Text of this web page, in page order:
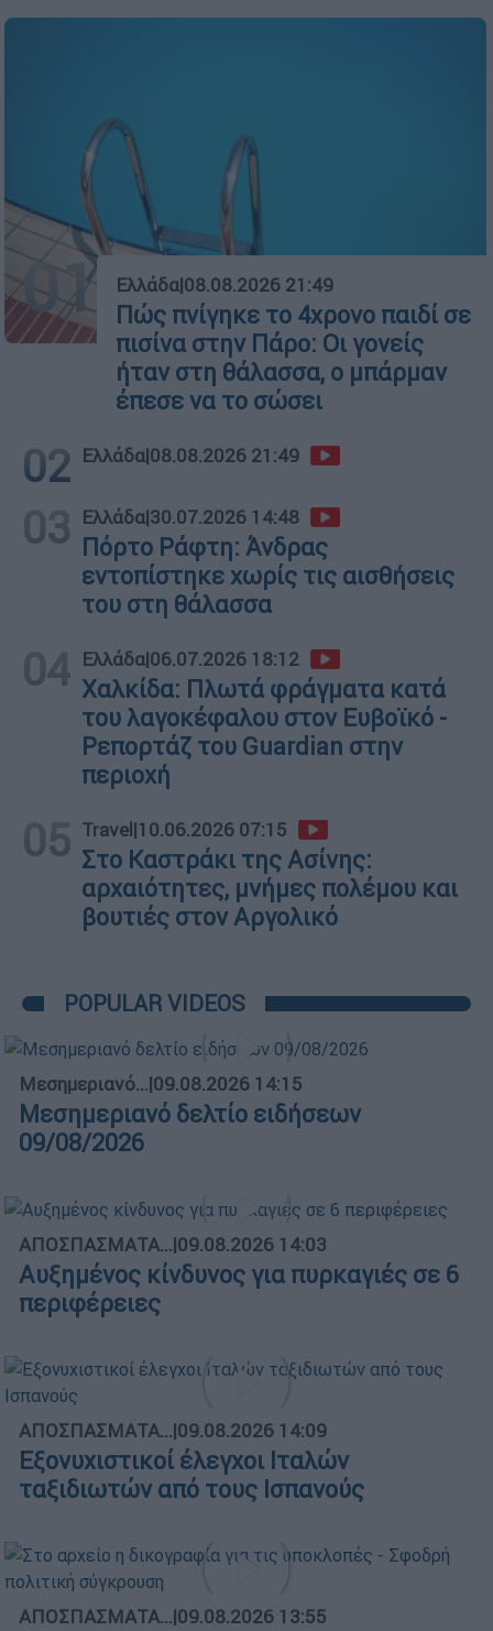
01 Ελλάδα|08.08.2026 21:49
Πώς πνίγηκε το 4χρονο παιδί σε
πισίνα στην Πάρο: Οι γονείς
ήταν στη θάλασσα, ο μπάρμαν
έπεσε να το σώσει
02 Ελλάδα|08.08.2026 21:49
03 Ελλάδα|30.07.2026 14:48
Πόρτο Ράφτη: Άνδρας
εντοπίστηκε χωρίς τις αισθήσεις
του στη θάλασσα
04 Ελλάδα|06.07.2026 18:12
Χαλκίδα: Πλωτά φράγματα κατά
του λαγοκέφαλου στον Ευβοϊκό -
Ρεπορτάζ του Guardian στην
περιοχή
05 Travel |10.06.2026 07:15
Στο Καστράκι της Ασίνης:
αρχαιότητες, μνήμες πολέμου και
βουτιές στον Αργολικό
POPULAR VIDEOS
Μεσημεριανό...|09.08.2026 14:15
Μεσημεριανό δελτίο ειδήσεων
09/08/2026
ΑΠΟΣΠΑΣΜΑΤΑ...|09.08.2026 14:03
Αυξημένος κίνδυνος για πυρκαγιές σε 6
περιφέρειες
ΑΠΟΣΠΑΣΜΑΤΑ...|09.08.2026 14:09
Εξονυχιστικοί έλεγχοι Ιταλών
ταξιδιωτών από τους Ισπανούς
ΑΠΟΣΠΑΣΜΑΤΑ...|09.08.2026 13:55